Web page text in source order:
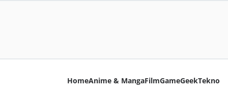
HomeAnime & MangaFilmGameGeekTekno